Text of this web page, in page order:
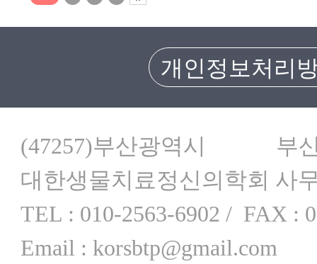
개인정보처리
(47257)부산광역시
대한생물치료정신의학회 사
TEL : 010-2563-6902 / FAX :
Email : korsbtp@gmail.com